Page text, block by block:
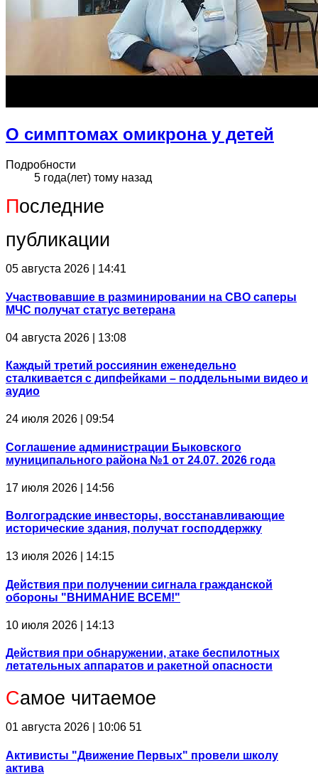
О симптомах омикрона у детей
Подробности
5 года(лет) тому назад
Последние
публикации
05 августа 2026 | 14:41
Участвовавшие в разминировании на СВО саперы
МЧС получат статус ветерана
04 августа 2026 | 13:08
Каждый третий россиянин еженедельно
сталкивается с дипфейками – поддельными видео и
аудио
24 июля 2026 | 09:54
Соглашение администрации Быковского
муниципального района №1 от 24.07. 2026 года
17 июля 2026 | 14:56
Волгоградские инвесторы, восстанавливающие
исторические здания, получат господдержку
13 июля 2026 | 14:15
Действия при получении сигнала гражданской
обороны "ВНИМАНИЕ ВСЕМ!"
10 июля 2026 | 14:13
Действия при обнаружении, атаке беспилотных
летательных аппаратов и ракетной опасности
Самое читаемое
01 августа 2026 | 10:06 51
Активисты "Движение Первых" провели школу
актива